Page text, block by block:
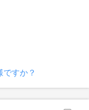
ですか？